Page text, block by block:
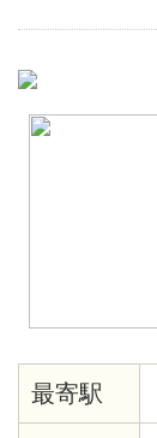
最寄駅